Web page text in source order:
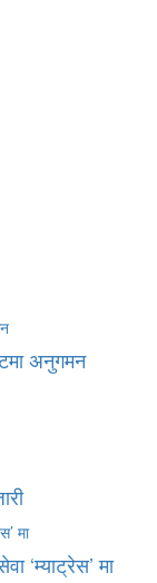
अनुगमन
‘म्याट्रेस’ मा